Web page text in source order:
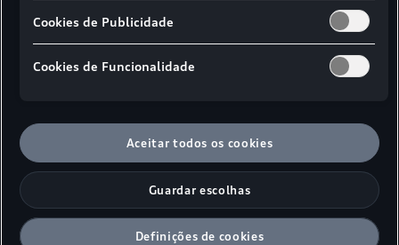
A velocidade máxima é de 305 km/h . No entanto,
pode sentir o som do motor V8 mesmo nas viagens
diárias - bem como a elevada dinâmica de condução
diferencial desportivo.
Presença imponente
Cookies de Publicidade
Cookies de Funcionalidade
Aceitar todos os cookies
Guardar escolhas
Definições de cookies